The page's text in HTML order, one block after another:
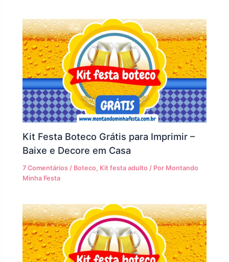
Kit Festa Boteco Grátis para Imprimir –
Baixe e Decore em Casa
7 Comentários / Boteco, Kit festa adulto / Por Montando
Minha Festa